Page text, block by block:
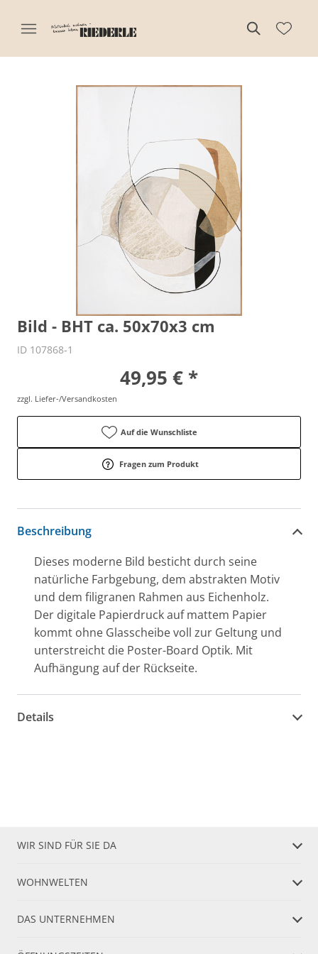
Bild - BHT ca. 50x70x3 cm
ID 107868-1
49,95 € *
zzgl. Liefer-/Versandkosten
Auf die Wunschliste
Fragen zum Produkt
Beschreibung
Dieses moderne Bild besticht durch seine
natürliche Farbgebung, dem abstrakten Motiv
und dem filigranen Rahmen aus Eichenholz.
Der digitale Papierdruck auf mattem Papier
kommt ohne Glasscheibe voll zur Geltung und
unterstreicht die Poster-Board Optik. Mit
Aufhängung auf der Rückseite.
Details
WIR SIND FÜR SIE DA
WOHNWELTEN
DAS UNTERNEHMEN